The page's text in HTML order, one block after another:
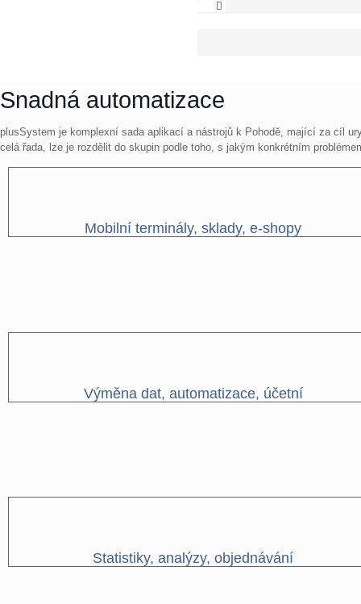
Snadná automatizace
plusSystem je komplexní sada aplikací a nástrojů k Pohodě, mající za cíl
celá řada, lze je rozdělit do skupin podle toho, s jakým konkrétním
Mobilní terminály, sklady, e-shopy
Výměna dat, automatizace, účetní
Statistiky, analýzy, objednávání